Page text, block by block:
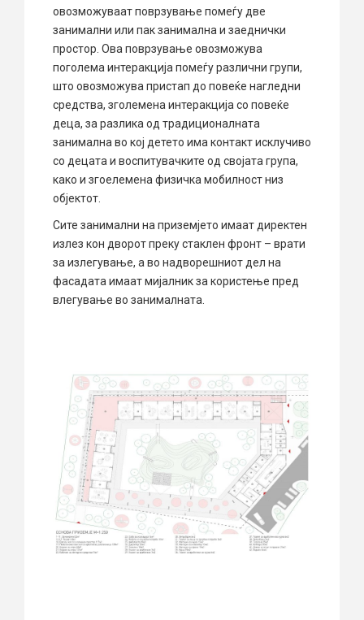
овозможуваат поврзување помеѓу две
занимални или пак занимална и заеднички
простор. Ова поврзување овозможува
поголема интеракција помеѓу различни групи,
што овозможува пристап до повеќе нагледни
средства, зголемена интеракција со повеќе
деца, за разлика од традиционалната
занимална во кој детето има контакт исклучиво
со децата и воспитувачките од својата група,
како и згоелемена физичка мобилност низ
објектот.
Сите занимални на приземјето имаат директен
излез кон дворот преку стаклен фронт – врати
за излегување, а во надворешниот дел на
фасадата имаат мијалник за користење пред
влегување во занималната.